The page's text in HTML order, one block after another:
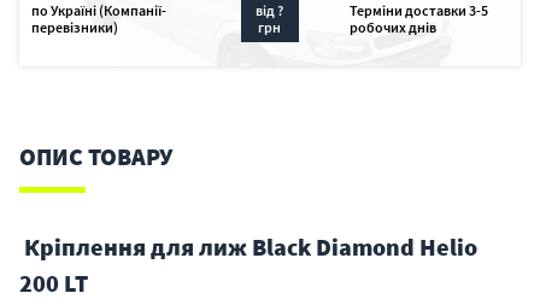
по Україні (Компанії-
перевізники)
від ?
грн
Терміни доставки 3-5
робочих днів
ОПИС ТОВАРУ
Кріплення для лиж Black Diamond Helio
200 LT